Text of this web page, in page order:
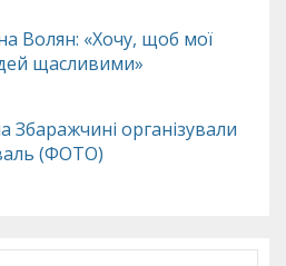
Волян: «Хочу, щоб мої
щасливими»
Збаражчині організували
(ФОТО)